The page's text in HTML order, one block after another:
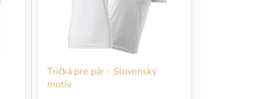
Tričká pre pár - Slovenský
motív